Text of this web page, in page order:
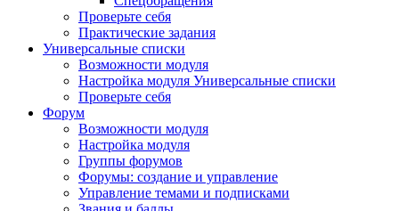
Проверьте себя
Практические задания
Универсальные списки
Возможности модуля
Настройка модуля Универсальные списки
Проверьте себя
Форум
Возможности модуля
Настройка модуля
Группы форумов
Форумы: создание и управление
Управление темами и подписками